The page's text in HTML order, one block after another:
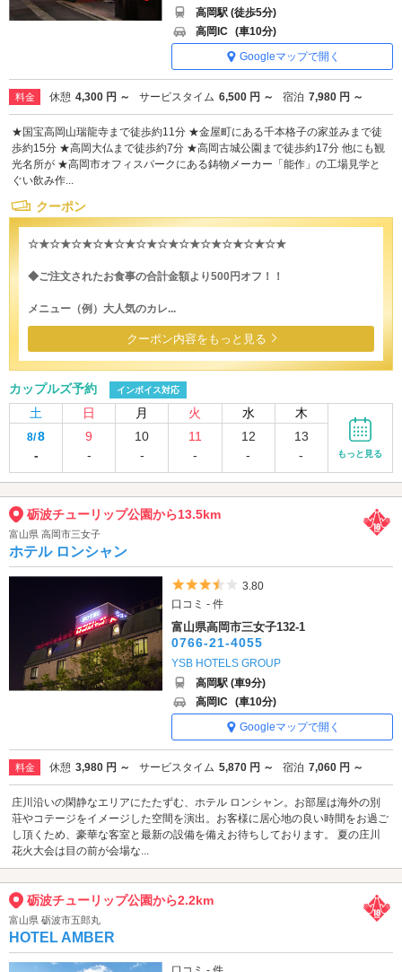
高岡駅 (徒歩5分)
高岡IC (車10分)
Googleマップで開く
料金 休憩 4,300 円 ～ サービスタイム 6,500 円 ～ 宿泊 7,980 円 ～
★国宝高岡山瑞龍寺まで徒歩約11分 ★金屋町にある千本格子の家並みまで徒
歩約15分 ★高岡大仏まで徒歩約7分 ★高岡古城公園まで徒歩約17分 他にも観
光名所が ★高岡市オフィスパークにある鋳物メーカー「能作」の工場見学と
ぐい飲み作...
クーポン
☆★☆★☆★☆★☆★☆★☆★☆★☆★☆★☆★☆★
◆ご注文されたお食事の合計金額より500円オフ！！
メニュー（例）大人気のカレ...
クーポン内容をもっと見る
カップルズ予約 インボイス対応
土 日 月 火 水 木
8/8
-
9
-
10
-
11
-
12
-
13
-
もっと見る
砺波チューリップ公園から13.5km
富山県 高岡市三女子
ホテル ロンシャン
5つ星のうち3.5
3.80
口コミ - 件
富山県高岡市三女子132-1
0766-21-4055
YSB HOTELS GROUP
高岡駅 (車9分)
高岡IC (車10分)
Googleマップで開く
料金 休憩 3,980 円 ～ サービスタイム 5,870 円 ～ 宿泊 7,060 円 ～
庄川沿いの閑静なエリアにたたずむ、ホテル ロンシャン。お部屋は海外の別
荘やコテージをイメージした空間を演出。お客様に居心地の良い時間をお過ご
し頂くため、豪華な客室と最新の設備を備えお待ちしております。 夏の庄川
花火大会は目の前が会場な...
砺波チューリップ公園から2.2km
富山県 砺波市五郎丸
HOTEL AMBER